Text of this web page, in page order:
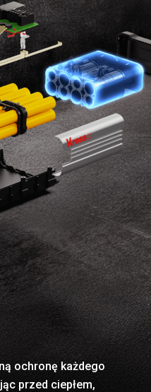
ochronę każdego
przed ciepłem,